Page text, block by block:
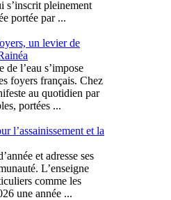
s’inscrit pleinement
portée par ...
un levier de
l’eau s’impose
foyers français. Chez
au quotidien par
portées ...
l’assainissement et la
et adresse ses
L’enseigne
comme les
une année ...